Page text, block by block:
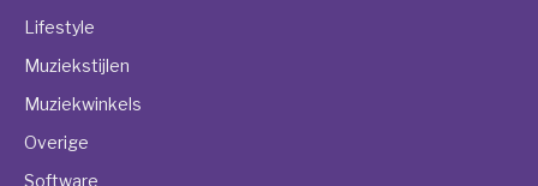
Lifestyle
Muziekstijlen
Muziekwinkels
Overige
Software